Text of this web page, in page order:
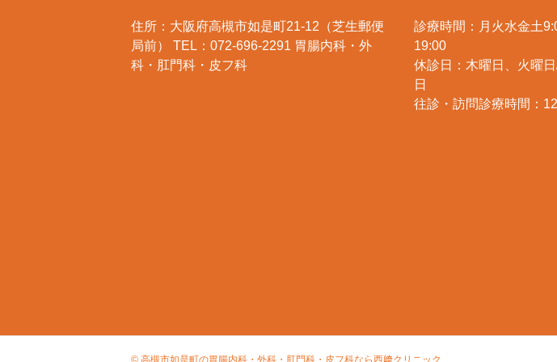
住所：大阪府高槻市如是町21-12（芝生郵便
局前） TEL：072-696-2291 胃腸内科・外
科・肛門科・皮フ科
診療時間：月火水金土
19:00
休診日：木曜日、火曜
日
往診・訪問診療時間：
© 高槻市如是町の胃腸内科・外科・肛門科・皮フ科なら西﨑クリニック